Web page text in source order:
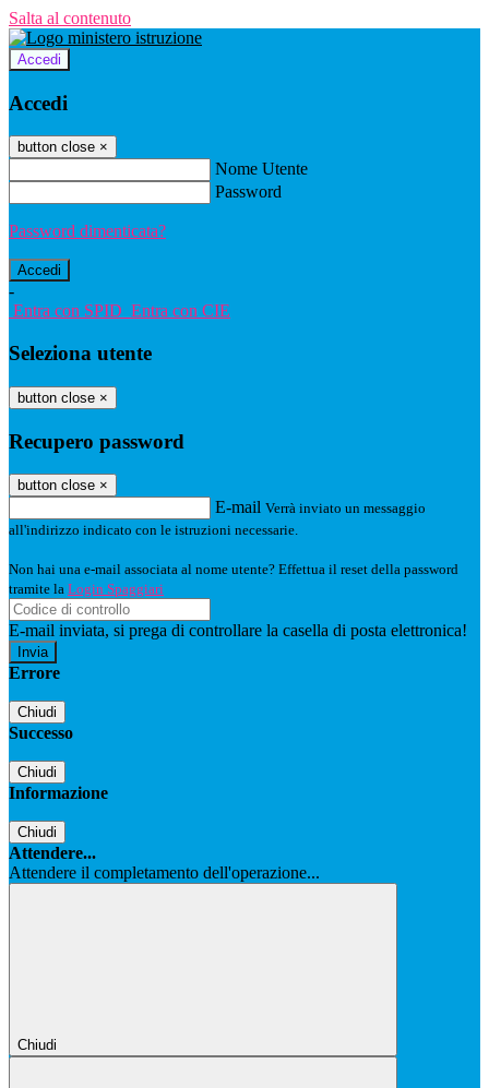
Salta al contenuto
Accedi
Accedi
button close ×
Nome Utente
Password
Password dimenticata?
-
Entra con SPID Entra con CIE
Seleziona utente
button close ×
Recupero password
button close ×
E-mail Verrà inviato un messaggio
all'indirizzo indicato con le istruzioni necessarie.
Non hai una e-mail associata al nome utente? Effettua il reset della password
tramite la Login Spaggiari
E-mail inviata, si prega di controllare la casella di posta elettronica!
Errore
Chiudi
Successo
Chiudi
Informazione
Chiudi
Attendere...
Attendere il completamento dell'operazione...
Chiudi